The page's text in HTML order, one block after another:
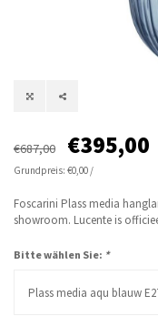
€687,00 €395,00
Grundpreis: €0,00 /
Foscarini Plass media
showroom. Lucente is
Bitte wählen Sie: *
Plass media aqu blauw